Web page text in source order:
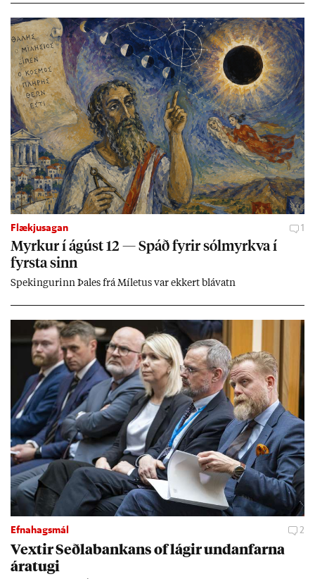
Flækjusagan 1
Myrk­ur í ág­úst 12 — Spáð fyr­ir sól­myrkva í
fyrsta sinn
Spek­ing­ur­inn Þa­les frá Míletus var ekk­ert blá­vatn
Efnahagsmál 2
Vext­ir Seðla­bank­ans of lág­ir und­an­farna
ára­tugi